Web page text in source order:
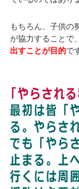
もちろん、子供の
が協力することで、
出すことが目的で